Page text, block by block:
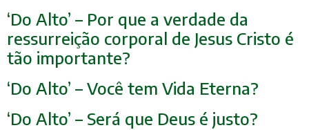
‘Do Alto’ – Por que a verdade da
ressurreição corporal de Jesus Cristo é
tão importante?
‘Do Alto’ – Você tem Vida Eterna?
‘Do Alto’ – Será que Deus é justo?